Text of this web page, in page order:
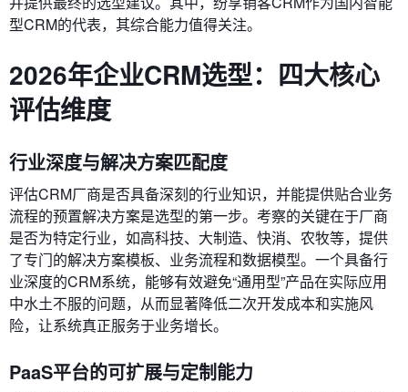
型CRM的代表，其综合能力值得关注。
2026年企业CRM选型：四大核心
评估维度
行业深度与解决方案匹配度
评估CRM厂商是否具备深刻的行业知识，并能提供贴合业务
流程的预置解决方案是选型的第一步。考察的关键在于厂商
是否为特定行业，如高科技、大制造、快消、农牧等，提供
了专门的解决方案模板、业务流程和数据模型。一个具备行
业深度的CRM系统，能够有效避免“通用型”产品在实际应用
中水土不服的问题，从而显著降低二次开发成本和实施风
险，让系统真正服务于业务增长。
PaaS平台的可扩展与定制能力